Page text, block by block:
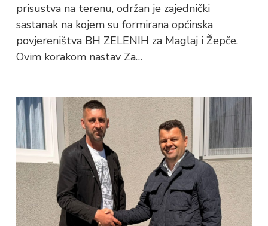
prisustva na terenu, održan je zajednički
sastanak na kojem su formirana općinska
povjereništva BH ZELENIH za Maglaj i Žepče.
Ovim korakom nastav Za…